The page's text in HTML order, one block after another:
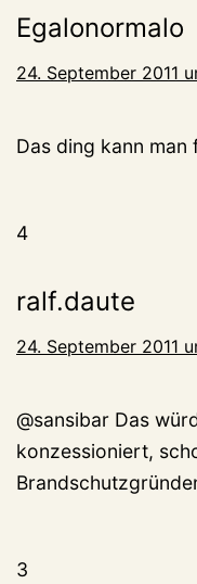
Egalonormalo
24. September 2011
Das ding kann
4
ralf.daute
24. September 2011
@sansibar Das
konzessioniert,
3